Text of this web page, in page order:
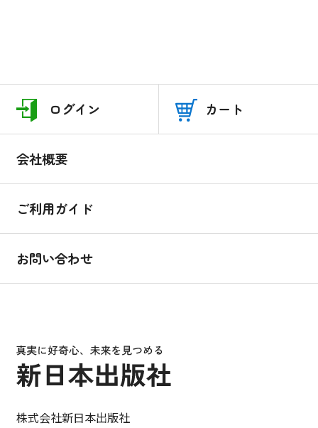
株式会社新日本出版社
ログイン カート
会社概要
ご利用ガイド
お問い合わせ